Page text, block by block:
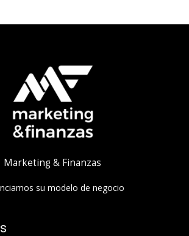
Marketing & Finanzas
su modelo de negocio